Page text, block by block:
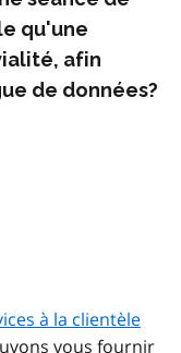
qu'une
afin
de données?
à la clientèle
vous fournir